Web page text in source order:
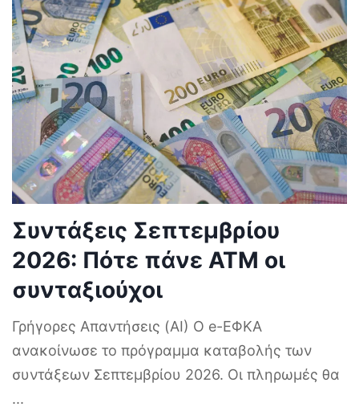
Συντάξεις Σεπτεμβρίου
2026: Πότε πάνε ΑΤΜ οι
συνταξιούχοι
Γρήγορες Απαντήσεις (AI) Ο e-ΕΦΚΑ
ανακοίνωσε το πρόγραμμα καταβολής των
συντάξεων Σεπτεμβρίου 2026. Οι πληρωμές θα
...